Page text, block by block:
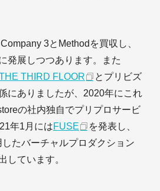
3とMethodを買収し、
発展しつつあります。また
THIRD FLOOR
とプリビズ
にありましたが、2020年にこれ
の社内独自でプリプロサービ
年1月にはFUSE
を発表し、
たバーチャルプロダクション
しています。